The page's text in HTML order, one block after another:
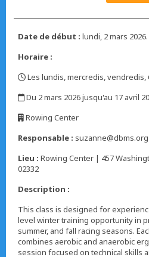
Date de début : lundi, 2 mars 2026.
Horaire :
Les lundis, mercredis, vendredis,
Du 2 mars 2026 jusqu'au 17 avril
Rowing Center
Responsable : suzanne@dbms.org
Lieu : Rowing Center | 457
02332
Description :
This class is designed for
level winter training opportunity in
summer, and fall racing seasons.
combines aerobic and anaerobic
session focused on technical skills